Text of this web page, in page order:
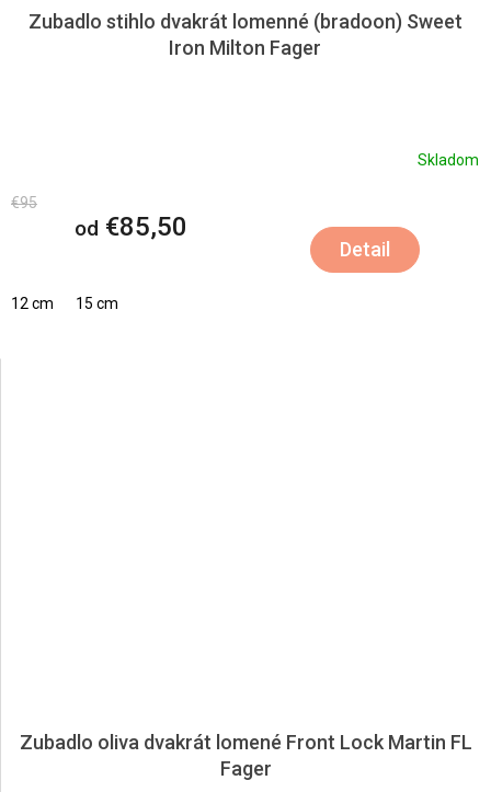
Zubadlo stihlo dvakrát lomenné (bradoon) Sweet
Iron Milton Fager
Skladom
€95
od €85,50
Detail
12 cm 15 cm
Zubadlo oliva dvakrát lomené Front Lock Martin FL
Fager